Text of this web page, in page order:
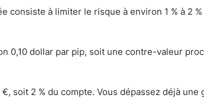
à limiter le risque à environ 1 % à 2 %
0,10 dollar par pip, soit une contre-valeur
soit 2 % du compte. Vous dépassez déjà une